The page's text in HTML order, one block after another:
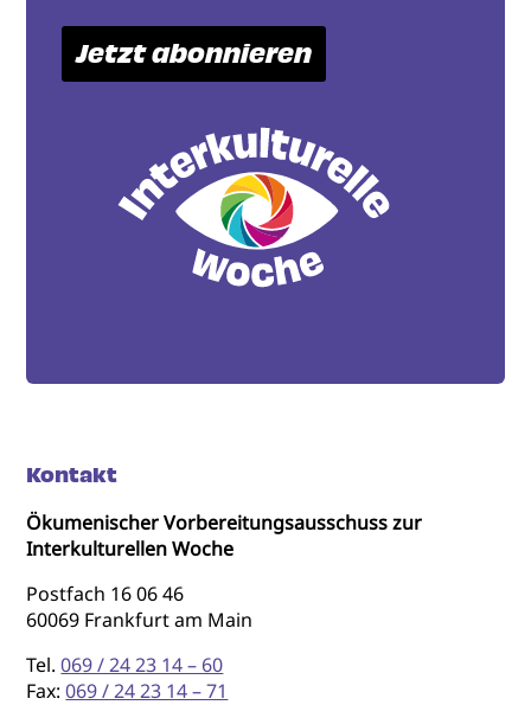
Jetzt abonnieren
Kontakt
Ökumenischer Vorbereitungsausschuss zur
Interkulturellen Woche
Postfach 16 06 46
60069 Frankfurt am Main
Tel.069 / 24 23 14 – 60
Fax:069 / 24 23 14 – 71